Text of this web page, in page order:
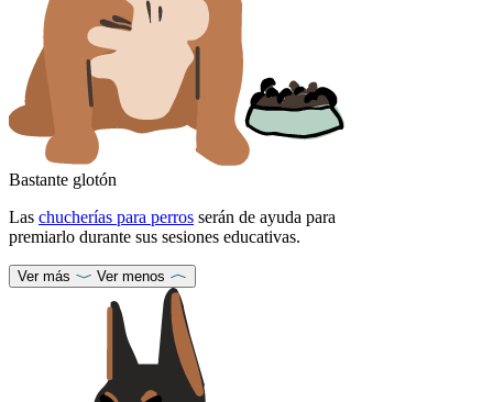
Bastante glotón
Las chucherías para perros serán de ayuda para
premiarlo durante sus sesiones educativas.
Ver más Ver menos